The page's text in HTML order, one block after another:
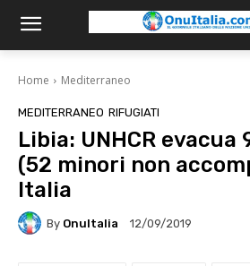
Home Mediterraneo
MEDITERRANEO RIFUGIATI
Libia: UNHCR
(52 minori non
Italia
By OnuItalia 12/09/2019